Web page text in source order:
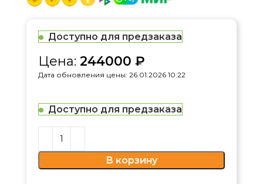
Доступно для предзаказа
Цена: 244000 ₽
Дата обновления цены: 26.01.2026 10:22
Доступно для предзаказа
В корзину